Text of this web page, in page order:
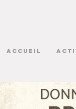
Accueil